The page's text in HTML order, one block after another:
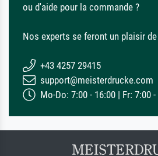
ou d'aide pour la commande ?
Nos experts se feront un plaisir
+43 4257 29415
support@meisterdrucke.com
Mo-Do: 7:00 - 16:00 | Fr: 7:00